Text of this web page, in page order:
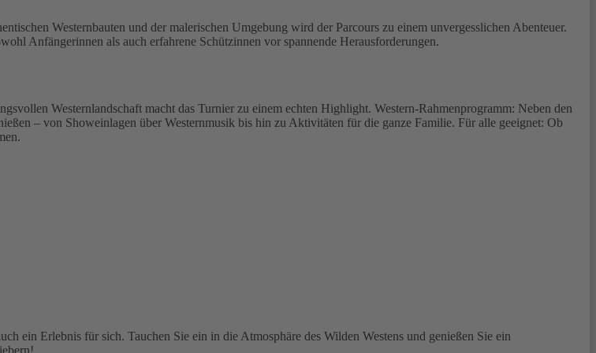
Westernbauten und der malerischen Umgebung wird der Parcours zu einem unvergesslichen Abenteuer.
Anfängerinnen als auch erfahrene Schützinnen vor spannende Herausforderungen.
Westernlandschaft macht das Turnier zu einem echten Highlight. Western-Rahmenprogramm: Neben den
– von Showeinlagen über Westernmusik bis hin zu Aktivitäten für die ganze Familie. Für alle geeignet: Ob
ein Erlebnis für sich. Tauchen Sie ein in die Atmosphäre des Wilden Westens und genießen Sie ein